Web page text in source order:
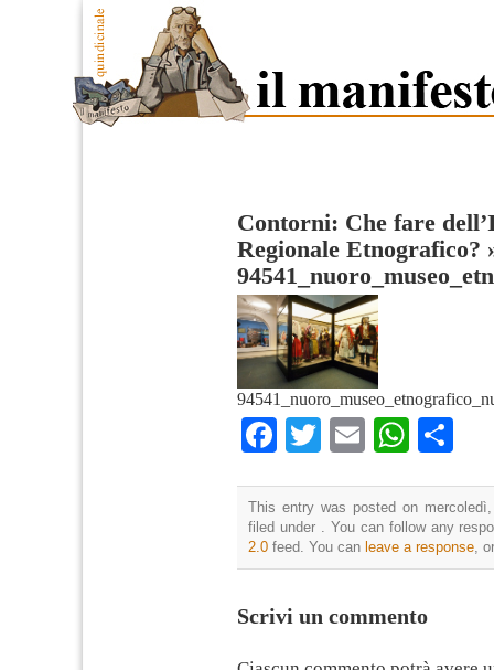
Contorni: Che fare
Regionale Etnografico?
Facebook
TwitterEmail
This entry was posted on
filed under . You can follow any
2.0 feed. You can leave a response,
Scrivi un commento